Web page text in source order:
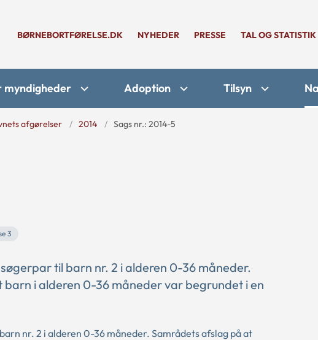
BØRNEBORTFØRELSE.DK NYHEDER PRESSE TAL OG STATISTIK
myndigheder Adoption Tilsyn
afgørelser 2014 Sags nr.: 2014-5
3
til barn nr. 2 i alderen 0-36 måneder.
i alderen 0-36 måneder var begrundet i en
nr. 2 i alderen 0-36 måneder. Samrådets afslag på at